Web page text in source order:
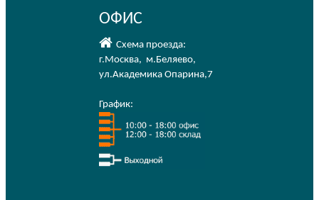
ОФИС
Схема проезда:
г.Москва, м.Беляево,
ул.Академика Опарина,7
График: